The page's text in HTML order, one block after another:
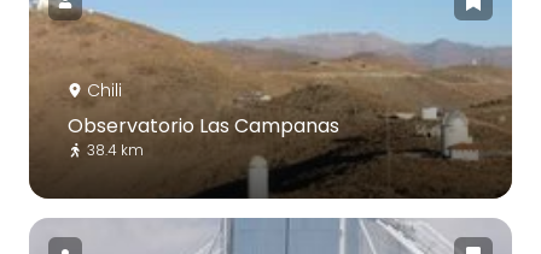
Chili
Observatorio Las Campanas
38.4 km